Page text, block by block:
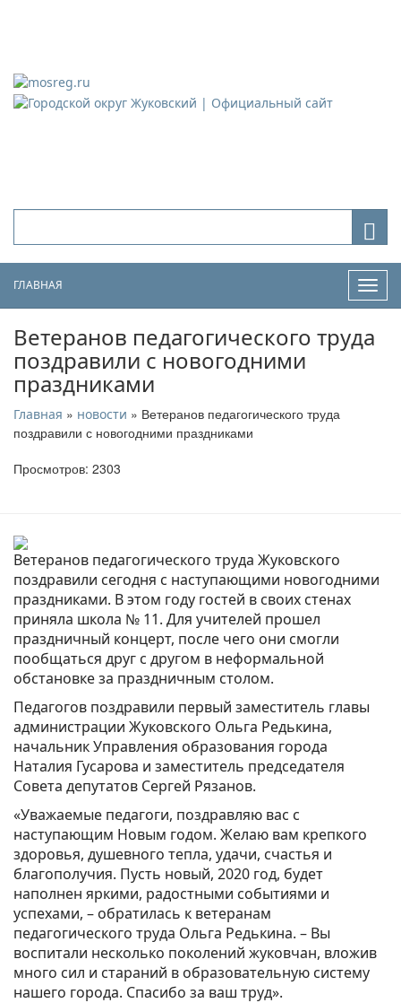
ГЛАВНАЯ
Ветеранов педагогического труда
поздравили с новогодними
праздниками
Главная » новости » Ветеранов педагогического труда
поздравили с новогодними праздниками
Просмотров: 2303
Ветеранов педагогического труда Жуковского
поздравили сегодня с наступающими новогодними
праздниками. В этом году гостей в своих стенах
приняла школа № 11. Для учителей прошел
праздничный концерт, после чего они смогли
пообщаться друг с другом в неформальной
обстановке за праздничным столом.
Педагогов поздравили первый заместитель главы
администрации Жуковского Ольга Редькина,
начальник Управления образования города
Наталия Гусарова и заместитель председателя
Совета депутатов Сергей Рязанов.
«Уважаемые педагоги, поздравляю вас с
наступающим Новым годом. Желаю вам крепкого
здоровья, душевного тепла, удачи, счастья и
благополучия. Пусть новый, 2020 год, будет
наполнен яркими, радостными событиями и
успехами, – обратилась к ветеранам
педагогического труда Ольга Редькина. – Вы
воспитали несколько поколений жуковчан, вложив
много сил и стараний в образовательную систему
нашего города. Спасибо за ваш труд».